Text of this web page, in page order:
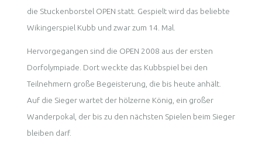
die Stuckenborstel OPEN statt. Gespielt wird das beliebte
Wikingerspiel Kubb und zwar zum 14. Mal.
Hervorgegangen sind die OPEN 2008 aus der ersten
Dorfolympiade. Dort weckte das Kubbspiel bei den
Teilnehmern große Begeisterung, die bis heute anhält.
Auf die Sieger wartet der hölzerne König, ein großer
Wanderpokal, der bis zu den nächsten Spielen beim Sieger
bleiben darf.